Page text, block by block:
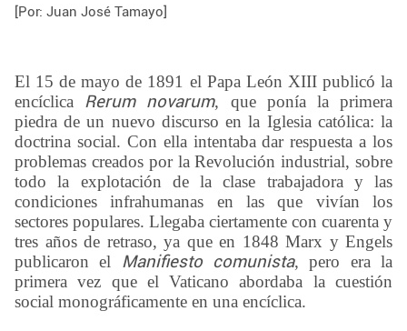
[Por: Juan José Tamayo]
El 15 de mayo de 1891 el Papa León XIII publicó la
encíclica Rerum novarum, que ponía la primera
piedra de un nuevo discurso en la Iglesia católica: la
doctrina social. Con ella intentaba dar respuesta a los
problemas creados por la Revolución industrial, sobre
todo la explotación de la clase trabajadora y las
condiciones infrahumanas en las que vivían los
sectores populares. Llegaba ciertamente con cuarenta y
tres años de retraso, ya que en 1848 Marx y Engels
publicaron el Manifiesto comunista, pero era la
primera vez que el Vaticano abordaba la cuestión
social monográficamente en una encíclica.